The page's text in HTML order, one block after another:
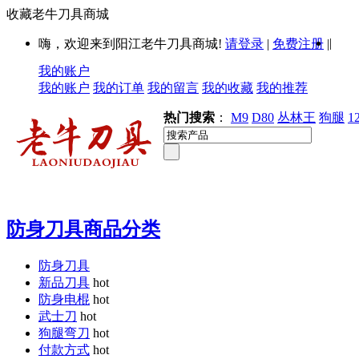
收藏老牛刀具商城
嗨，欢迎来到阳江老牛刀具商城! 请登录 | 免费注册 ||
我的账户
我的账户 我的订单 我的留言 我的收藏 我的推荐
热门搜索 ： M9 D80 丛林王 狗腿
防身刀具商品分类
防身刀具
新品刀具 hot
防身电棍 hot
武士刀 hot
狗腿弯刀 hot
付款方式 hot